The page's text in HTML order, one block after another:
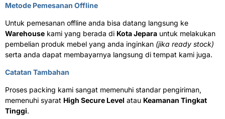
Metode Pemesanan Offline
Untuk pemesanan offline anda bisa datang langsung ke
Warehouse kami yang berada di Kota Jepara untuk melakukan
pembelian produk mebel yang anda inginkan (jika ready stock)
serta anda dapat membayarnya langsung di tempat kami juga.
Catatan Tambahan
Proses packing kami sangat memenuhi standar pengiriman,
memenuhi syarat High Secure Level atau Keamanan Tingkat
Tinggi.